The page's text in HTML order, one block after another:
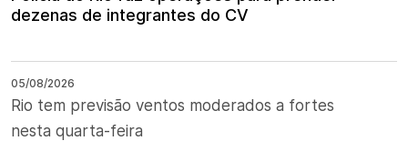
dezenas de integrantes do CV
05/08/2026
Rio tem previsão ventos moderados a fortes
nesta quarta-feira